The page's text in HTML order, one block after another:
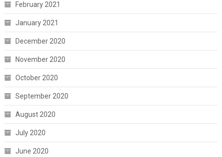
February 2021
January 2021
December 2020
November 2020
October 2020
September 2020
August 2020
July 2020
June 2020